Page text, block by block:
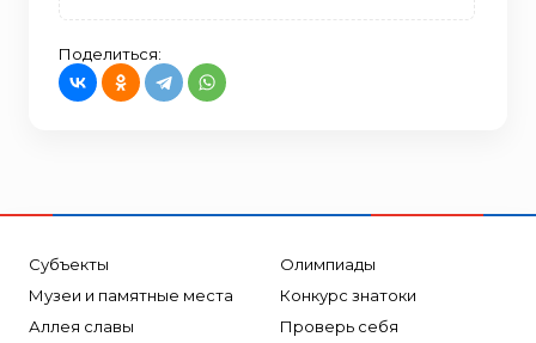
Поделиться:
Субъекты
Музеи и памятные места
Аллея славы
Олимпиады
Конкурс знатоки
Проверь себя